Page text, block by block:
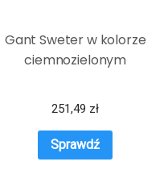
Gant Sweter w kolorze
ciemnozielonym
251,49 zł
Sprawdź